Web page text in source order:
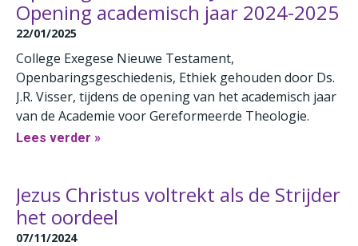
Opening academisch jaar 2024-2025
22/01/2025
College Exegese Nieuwe Testament,
Openbaringsgeschiedenis, Ethiek gehouden door Ds.
J.R. Visser, tijdens de opening van het academisch jaar
van de Academie voor Gereformeerde Theologie.
Lees verder »
Jezus Christus voltrekt als de Strijder
het oordeel
07/11/2024